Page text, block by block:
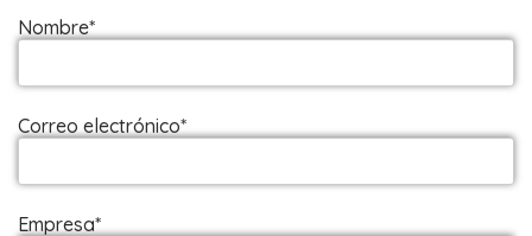
Nombre*
Correo electrónico*
Empresa*